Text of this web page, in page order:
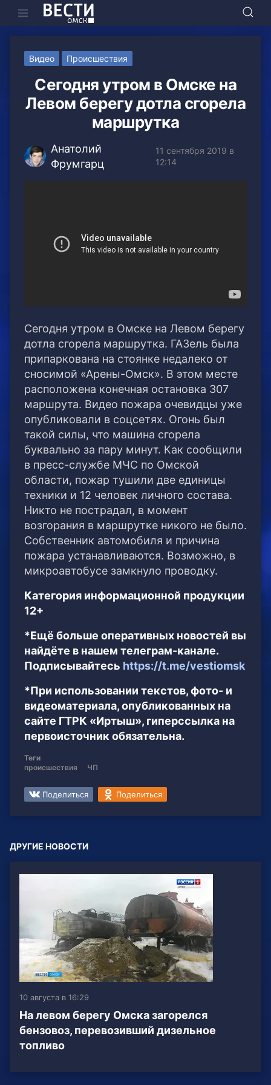
Видео Происшествия
Сегодня утром в Омске на
Левом берегу дотла сгорела
маршрутка
Анатолий
Фрумгарц
11 сентября 2019 в
12:14
Сегодня утром в Омске на Левом берегу
дотла сгорела маршрутка. ГАЗель была
припаркована на стоянке недалеко от
сносимой «Арены-Омск». В этом месте
расположена конечная остановка 307
маршрута. Видео пожара очевидцы уже
опубликовали в соцсетях. Огонь был
такой силы, что машина сгорела
буквально за пару минут. Как сообщили
в пресс-службе МЧС по Омской
области, пожар тушили две единицы
техники и 12 человек личного состава.
Никто не пострадал, в момент
возгорания в маршрутке никого не было.
Собственник автомобиля и причина
пожара устанавливаются. Возможно, в
микроавтобусе замкнуло проводку.
Категория информационной продукции
12+
*Ещё больше оперативных новостей вы
найдёте в нашем телеграм-канале.
Подписывайтесь https://t.me/vestiomsk
*При использовании текстов, фото- и
видеоматериала, опубликованных на
сайте ГТРК «Иртыш», гиперссылка на
первоисточник обязательна.
Теги
происшествия
ЧП
Поделиться Поделиться
ДРУГИЕ НОВОСТИ
10 августа в 16:29
На левом берегу Омска загорелся
бензовоз, перевозивший дизельное
топливо